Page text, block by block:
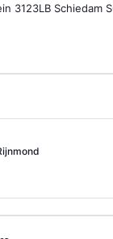
3123LB Schiedam